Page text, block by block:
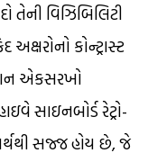
તેની વિઝિબિલિટી
કોન્ટ્રાસ્ટ
એકસરખો
સાઇનબોર્ડ રેટ્રો-
સજ્જ હોય છે, જે